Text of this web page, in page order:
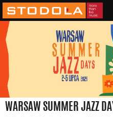
WARSAW SUMMER JAZZ